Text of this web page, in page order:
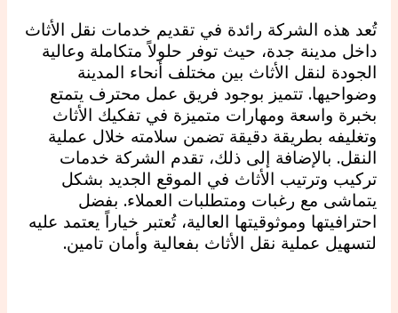
تُعد هذه الشركة رائدة في تقديم خدمات نقل الأثاث
داخل مدينة جدة، حيث توفر حلولاً متكاملة وعالية
الجودة لنقل الأثاث بين مختلف أنحاء المدينة
وضواحيها. تتميز بوجود فريق عمل محترف يتمتع
بخبرة واسعة ومهارات متميزة في تفكيك الأثاث
وتغليفه بطريقة دقيقة تضمن سلامته خلال عملية
النقل. بالإضافة إلى ذلك، تقدم الشركة خدمات
تركيب وترتيب الأثاث في الموقع الجديد بشكل
يتماشى مع رغبات ومتطلبات العملاء. بفضل
احترافيتها وموثوقيتها العالية، تُعتبر خياراً يعتمد عليه
لتسهيل عملية نقل الأثاث بفعالية وأمان تامين.